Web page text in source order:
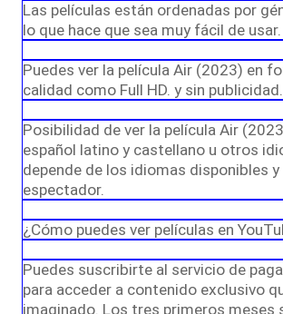
Las películas están ordenadas por
lo que hace que sea muy fácil de usar.
Puedes ver la película Air (2023) en
calidad como Full HD. y sin publicidad.
Posibilidad de ver la película Air
español latino y castellano u otros
depende de los idiomas disponibles
espectador.
¿Cómo puedes ver películas en
Puedes suscribirte al servicio de
para acceder a contenido exclusivo
imaginado. Los tres primeros meses